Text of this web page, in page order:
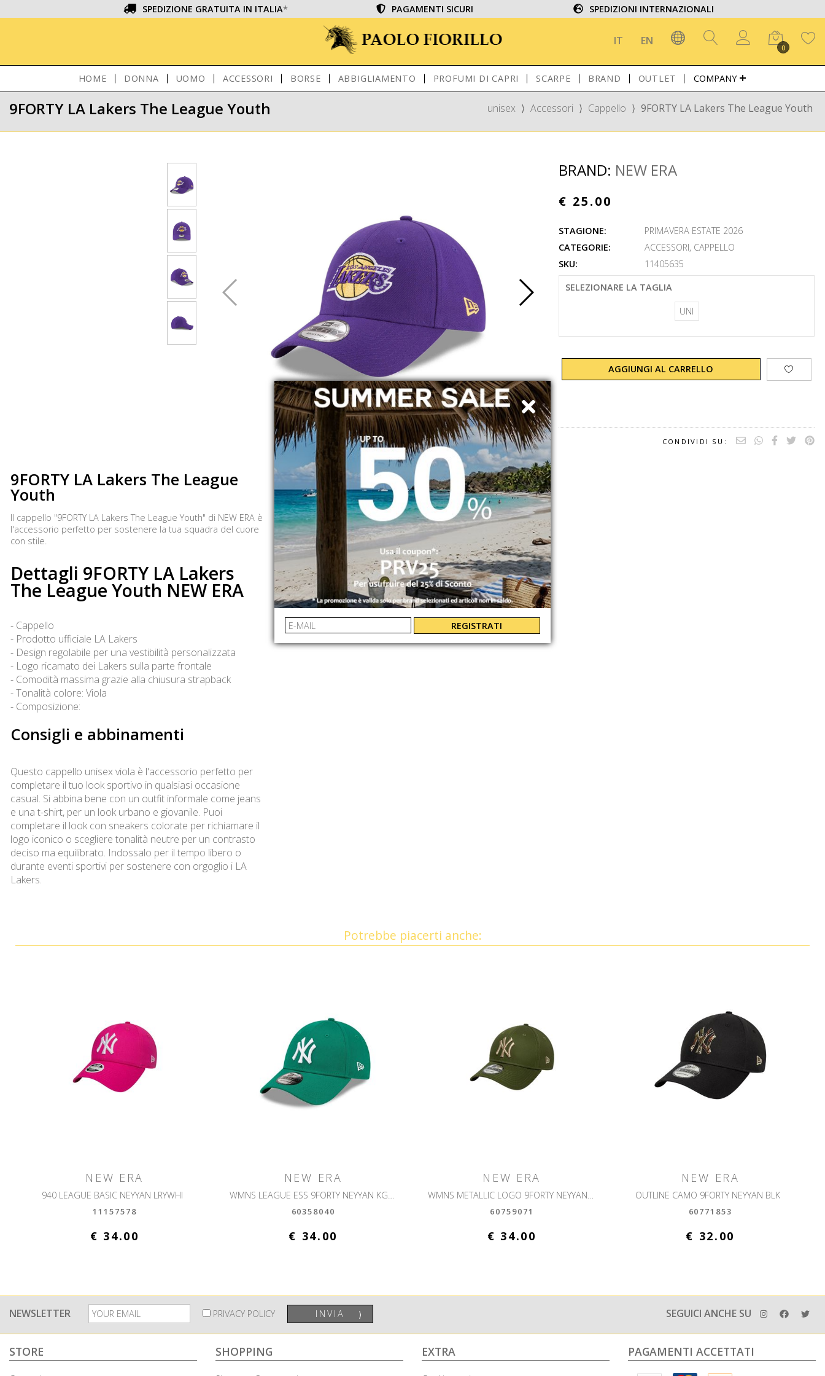
SPEDIZIONE GRATUITA IN ITALIA* PAGAMENTI SICURI SPEDIZIONI INTERNAZIONALI
IT EN
0
HOME DONNA UOMO ACCESSORI BORSE ABBIGLIAMENTO PROFUMI DI CAPRI SCARPE BRAND OUTLET COMPANY
9FORTY LA Lakers The League Youth unisex ⟩ Accessori ⟩ Cappello ⟩ 9FORTY LA Lakers The League Youth
BRAND: NEW ERA
€ 25.00
STAGIONE:
PRIMAVERA ESTATE 2026
CATEGORIE:
ACCESSORI, CAPPELLO
SKU:
11405635
SELEZIONARE LA TAGLIA
UNI
AGGIUNGI AL CARRELLO
CONDIVIDI SU:
9FORTY LA Lakers The League
Youth
Il cappello "9FORTY LA Lakers The League Youth" di NEW ERA è
l'accessorio perfetto per sostenere la tua squadra del cuore
con stile.
Dettagli 9FORTY LA Lakers
The League Youth NEW ERA
- Cappello
- Prodotto ufficiale LA Lakers
- Design regolabile per una vestibilità personalizzata
- Logo ricamato dei Lakers sulla parte frontale
- Comodità massima grazie alla chiusura strapback
- Tonalità colore: Viola
- Composizione:
Consigli e abbinamenti
Questo cappello unisex viola è l'accessorio perfetto per
completare il tuo look sportivo in qualsiasi occasione
casual. Si abbina bene con un outfit informale come jeans
e una t-shirt, per un look urbano e giovanile. Puoi
completare il look con sneakers colorate per richiamare il
logo iconico o scegliere tonalità neutre per un contrasto
deciso ma equilibrato. Indossalo per il tempo libero o
durante eventi sportivi per sostenere con orgoglio i LA
Lakers.
SPEDIZIONE IN ITALY
PAGAMENTI SICURI
Con Bonifico bancario, PayPal e Carta di credito
RESO FACILE E GARANTITO
EAN: UNI: 885430104647
Potrebbe piacerti anche:
NEW ERA
940 LEAGUE BASIC NEYYAN LRYWHI
11157578
€ 34.00
NEW ERA
WMNS LEAGUE ESS 9FORTY NEYYAN KGRWHI
60358040
€ 34.00
NEW ERA
WMNS METALLIC LOGO 9FORTY NEYYAN BLKIPU
60759071
€ 34.00
NEW ERA
OUTLINE CAMO 9FORTY NEYYAN BLK
60771853
€ 32.00
NEWSLETTER PRIVACY POLICY INVIA ⟩ SEGUICI ANCHE SU
STORE SHOPPING EXTRA PAGAMENTI ACCETTATI
REGISTRATI